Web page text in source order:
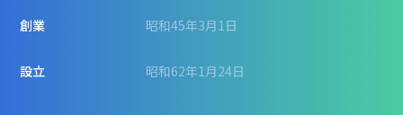
創業 昭和45年3月1日
設立 昭和62年1月24日